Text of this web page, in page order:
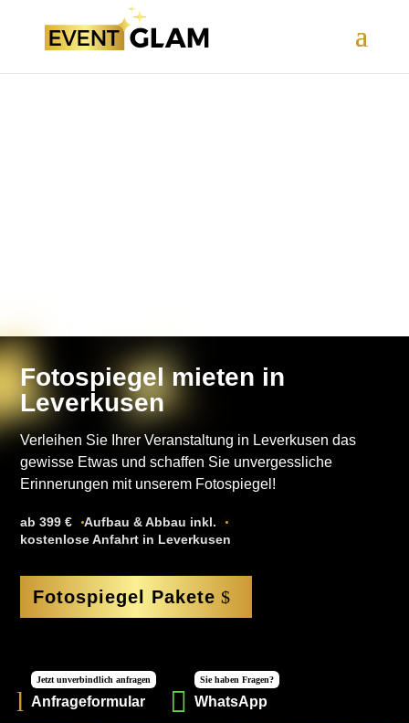
Fotospiegel mieten in
Leverkusen
Verleihen Sie Ihrer Veranstaltung in Leverkusen das
gewisse Etwas und schaffen Sie unvergessliche
Erinnerungen mit unserem Fotospiegel!
ab 399 €
Aufbau & Abbau inkl.
kostenlose Anfahrt in Leverkusen
Fotospiegel Pakete
l
Jetzt unverbindlich anfragen
Anfrageformular 
Sie haben Fragen?
WhatsApp